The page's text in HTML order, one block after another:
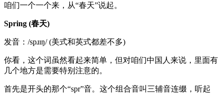
咱们一个一个来，从“春天”说起。
Spring (春天)
发音：/spɹɪŋ/ (美式和英式都差不多)
你看，这个词虽然看起来简单，但对咱们中国人来说，里面有
几个地方是需要特别注意的。
首先是开头的那个“spr”音。这个组合音叫三辅音连缀，听起